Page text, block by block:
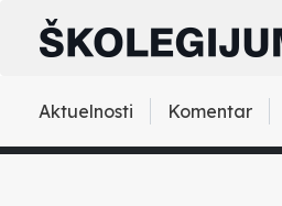
Aktuelnosti Komentar